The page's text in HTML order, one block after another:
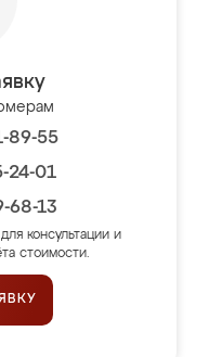
89-55
24-01
68-13
консультации и
стоимости.